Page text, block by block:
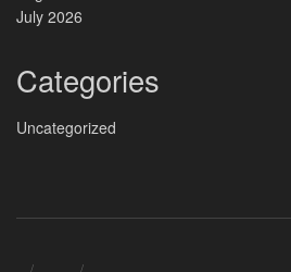
July 2026
Categories
Uncategorized